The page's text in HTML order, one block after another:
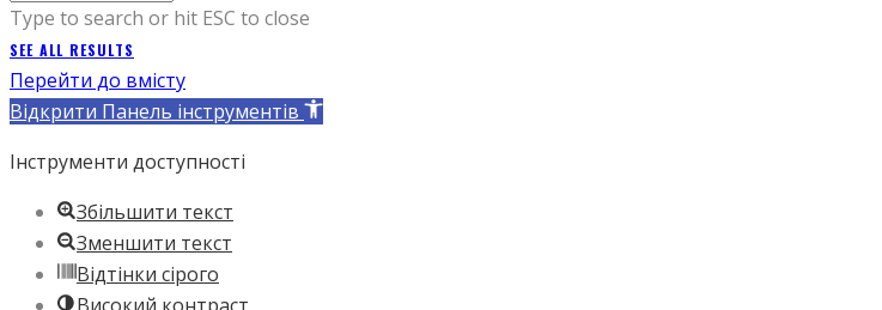
Type to search or hit ESC to close
SEE ALL RESULTS
Перейти до вмісту
Відкрити Панель інструментів
Інструменти доступності
Збільшити текст
Зменшити текст
Відтінки сірого